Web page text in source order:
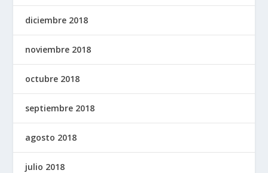
diciembre 2018
noviembre 2018
octubre 2018
septiembre 2018
agosto 2018
julio 2018